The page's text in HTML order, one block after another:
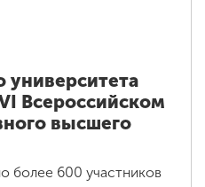
Всероссийском
высшего